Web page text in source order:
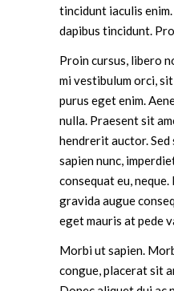
tincidunt iaculis
dapibus tincidunt.
Proin cursus, libero
mi vestibulum orci,
purus eget enim.
nulla. Praesent sit
hendrerit auctor. Sed
sapien nunc,
consequat eu, neque.
gravida augue
eget mauris at pede
Morbi ut sapien.
congue, placerat sit